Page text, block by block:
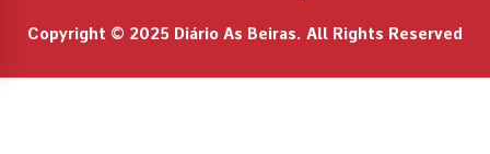
Copyright © 2025 Diário As Beiras. All Rights Reserved